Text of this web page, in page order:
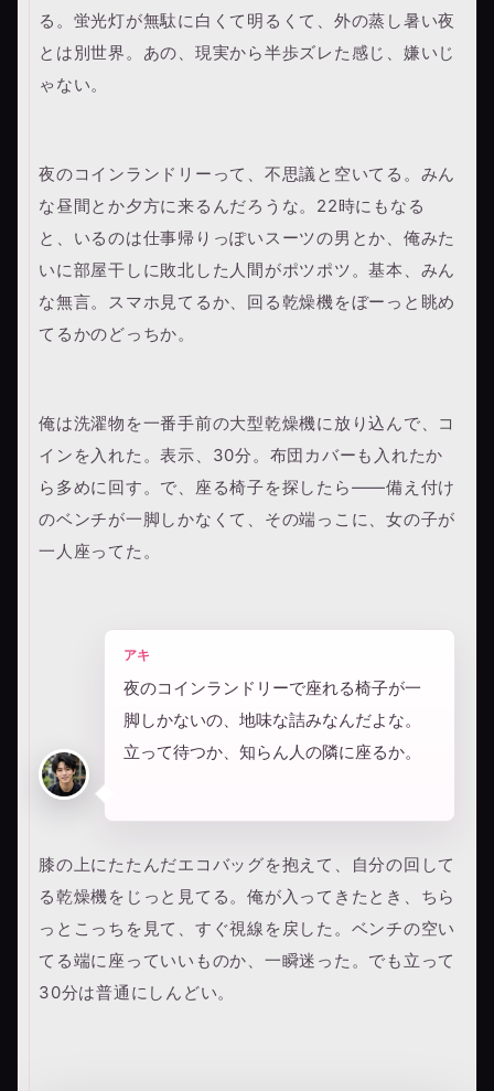
る。蛍光灯が無駄に白くて明るくて、外の蒸し暑い夜
とは別世界。あの、現実から半歩ズレた感じ、嫌いじ
ゃない。
夜のコインランドリーって、不思議と空いてる。みん
な昼間とか夕方に来るんだろうな。22時にもなる
と、いるのは仕事帰りっぽいスーツの男とか、俺みた
いに部屋干しに敗北した人間がポツポツ。基本、みん
な無言。スマホ見てるか、回る乾燥機をぼーっと眺め
てるかのどっちか。
俺は洗濯物を一番手前の大型乾燥機に放り込んで、コ
インを入れた。表示、30分。布団カバーも入れたか
ら多めに回す。で、座る椅子を探したら——備え付け
のベンチが一脚しかなくて、その端っこに、女の子が
一人座ってた。
アキ
夜のコインランドリーで座れる椅子が一
脚しかないの、地味な詰みなんだよな。
立って待つか、知らん人の隣に座るか。
膝の上にたたんだエコバッグを抱えて、自分の回して
る乾燥機をじっと見てる。俺が入ってきたとき、ちら
っとこっちを見て、すぐ視線を戻した。ベンチの空い
てる端に座っていいものか、一瞬迷った。でも立って
30分は普通にしんどい。